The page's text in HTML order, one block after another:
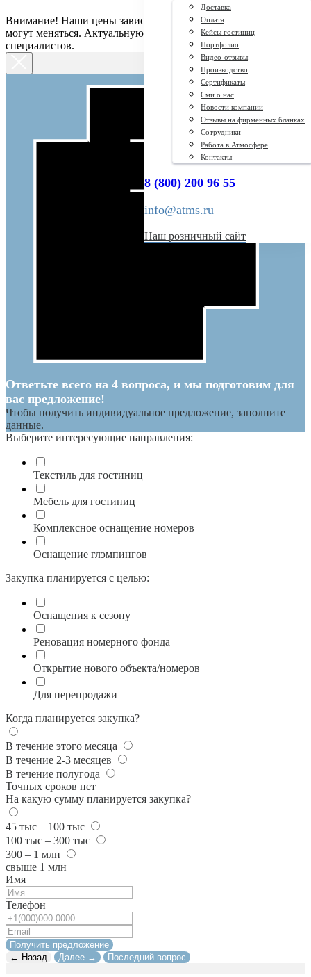
Доставка
Оплата
Кейсы гостиниц
Портфолио
Видео-отзывы
Производство
Сертификаты
Сми о нас
Новости компании
Отзывы на фирменных бланках
Сотрудники
Работа в Атмосфере
Контакты
8 (800) 200 96 55
info@atms.ru
Наш розничный сайт
Внимание! Наши цены зависят от курса доллара, поэтому они
могут меняться. Актуальную цену уточняйте у наших
специалистов.
Ответьте всего на 4 вопроса, и мы подготовим для
вас предложение!
Чтобы получить индивидуальное предложение, заполните
данные.
Выберите интересующие направления:
Текстиль для гостиниц
Мебель для гостиниц
Комплексное оснащение номеров
Оснащение глэмпингов
Закупка планируется с целью:
Оснащения к сезону
Реновация номерного фонда
Открытие нового объекта/номеров
Для перепродажи
Когда планируется закупка?
В течение этого месяца
В течение 2-3 месяцев
В течение полугода
Точных сроков нет
На какую сумму планируется закупка?
45 тыс – 100 тыс
100 тыс – 300 тыс
300 – 1 млн
свыше 1 млн
Имя
Телефон
Получить предложение
← Назад
Далее → Последний вопрос